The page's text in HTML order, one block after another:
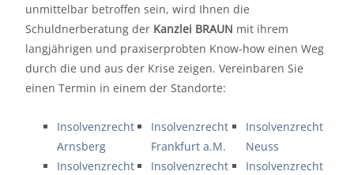
unmittelbar betroffen sein, wird Ihnen die
Schuldnerberatung der Kanzlei BRAUN mit ihrem
langjährigen und praxiserprobten Know-how einen Weg
durch die und aus der Krise zeigen. Vereinbaren Sie
einen Termin in einem der Standorte:
Insolvenzrecht
Arnsberg
Insolvenzrecht
Insolvenzrecht
Frankfurt a.M.
Insolvenzrecht
Insolvenzrecht
Neuss
Insolvenzrecht